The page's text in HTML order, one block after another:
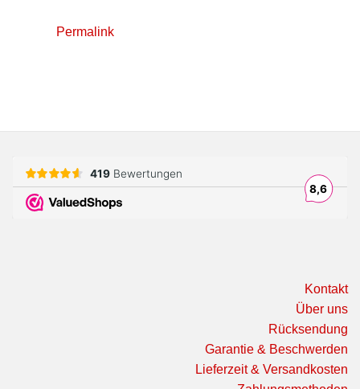
Permalink
Kontakt
Über uns
Rücksendung
Garantie & Beschwerden
Lieferzeit & Versandkosten